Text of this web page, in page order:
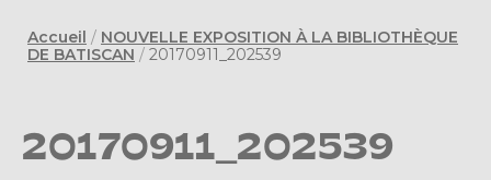
Accueil / NOUVELLE EXPOSITION À LA BIBLIOTHÈQUE
DE BATISCAN / 20170911_202539
20170911_202539